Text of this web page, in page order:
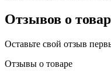
Отзывов о
Оставьте свой отзыв
Отзывы о товаре